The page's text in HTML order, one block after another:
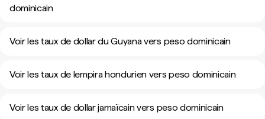
dominicain
Voir les taux de dollar du Guyana vers peso dominicain
Voir les taux de lempira hondurien vers peso dominicain
Voir les taux de dollar jamaïcain vers peso dominicain